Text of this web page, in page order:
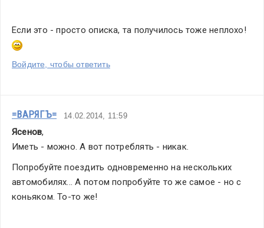
Если это - просто описка, та получилось тоже неплохо!
Войдите, чтобы ответить
=ВАРЯГЪ= 14.02.2014, 11:59
Ясенов,
Иметь - можно. А вот потреблять - никак.
Попробуйте поездить одновременно на нескольких
автомобилях... А потом попробуйте то же самое - но с
коньяком. То-то же!